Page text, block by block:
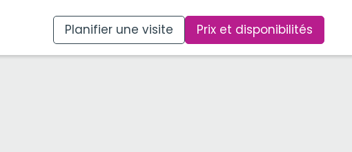
Planifier une visite Prix et disponibilités